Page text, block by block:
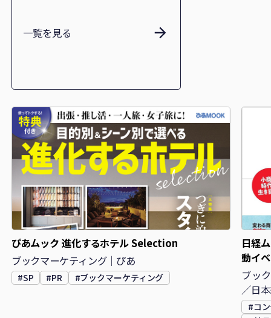
一覧を見る
ぴあムック 進化するホテル Selection
ブックマーケティング｜ぴあ
#SP #PR #ブックマーケティング
日経
動イ
ブッ
／日
#コ